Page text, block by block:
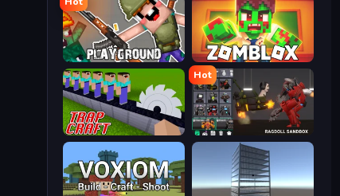
Zomblox
Playground
Hot
Last Play: Ragdoll Sandbox
Trap Craft